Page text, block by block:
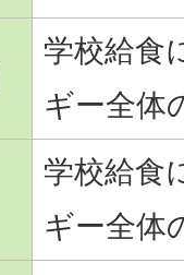
学校給食
ギー全体
学校給食
ギー全体